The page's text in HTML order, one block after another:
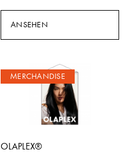
ANSEHEN
MERCHANDISE
OLAPLEX®